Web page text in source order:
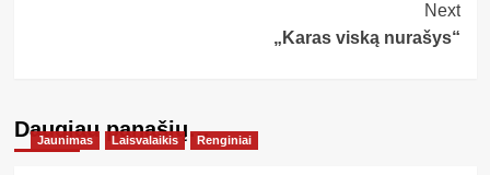
Next
„Karas viską nurašys“
Daugiau panašių…
Jaunimas Laisvalaikis Renginiai